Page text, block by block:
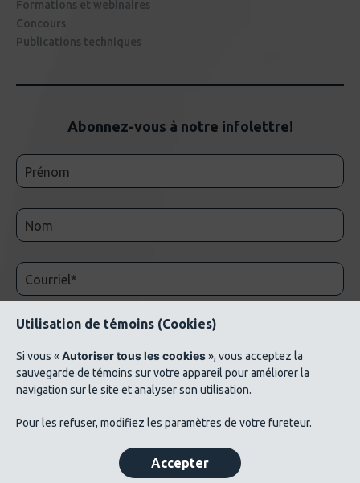
Formations et webinaires
Concours
Publications techniques
Abonnez-vous à notre infolettre!
© 2026 AluQuébec. Tous droits réservés. // Conditions d’utilisation // Liste de crédits
Politique de confidentialité
Utilisation de témoins (Cookies)
Si vous «Autoriser tous les cookies», vous acceptez la
sauvegarde de témoins sur votre appareil pour améliorer la
navigation sur le site et analyser son utilisation.
Pour les refuser, modifiez les paramètres de votre fureteur.
Accepter